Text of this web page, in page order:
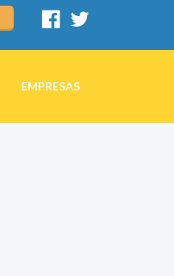
Facebook
EMPRESAS